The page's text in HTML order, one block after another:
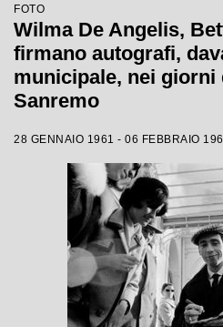
FOTO
Wilma De Angelis,
firmano autografi,
municipale, nei giorni
Sanremo
28 GENNAIO 1961 - 06 FEBBRAIO